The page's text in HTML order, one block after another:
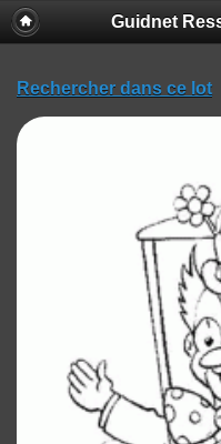
Guidnet
Rechercher dans ce lot